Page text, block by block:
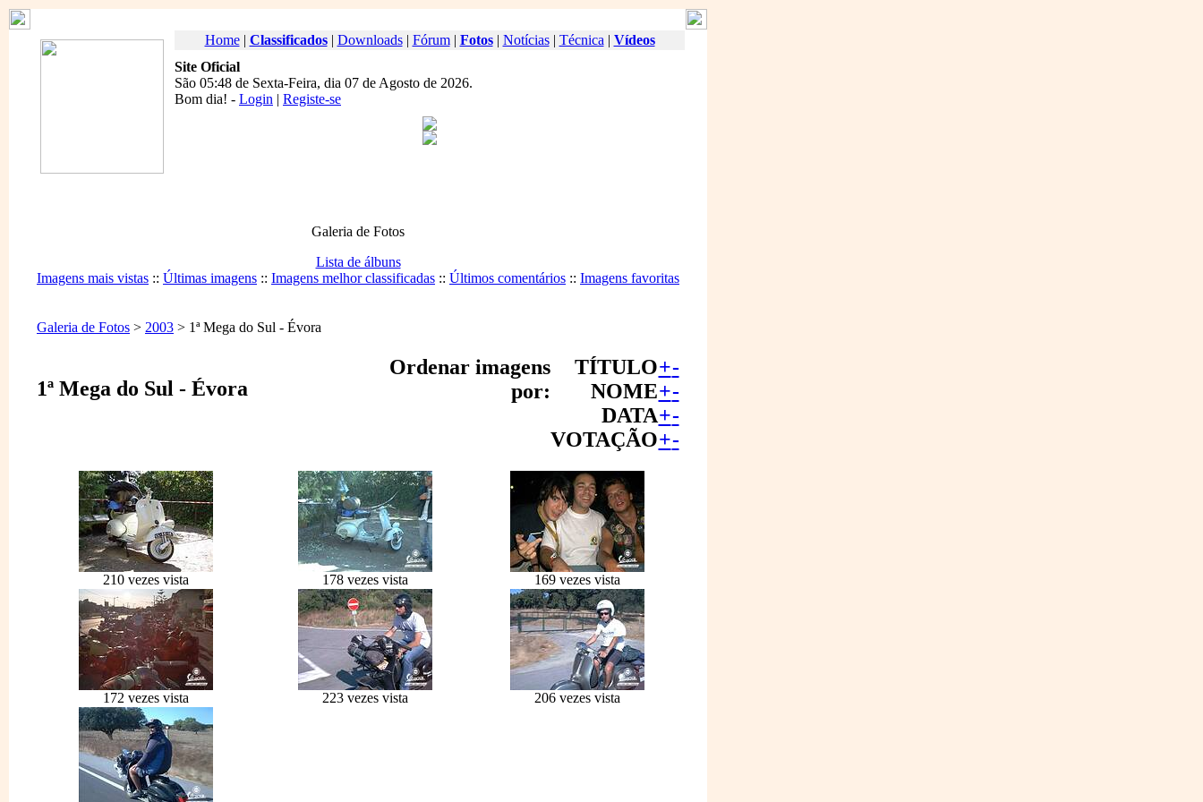
Home| Classificados| Downloads| Fórum| Fotos| Notícias| Técnica | Vídeos
Site Oficial
São 05:48 de Sexta-Feira, dia 07 de Agosto de 2026.
Bom dia! - Login | Registe-se
Galeria de Fotos
Lista de álbuns
Imagens mais vistas :: Últimas imagens :: Imagens melhor classificadas :: Últimos comentários :: Imagens favoritas
Galeria de Fotos > 2003 > 1ª Mega do Sul - Évora
1ª Mega do Sul - Évora
Ordenar imagens
por:
TÍTULO+-
NOME+-
DATA+-
VOTAÇÃO+-
210 vezes vista 178 vezes vista 169 vezes vista
172 vezes vista 223 vezes vista 206 vezes vista